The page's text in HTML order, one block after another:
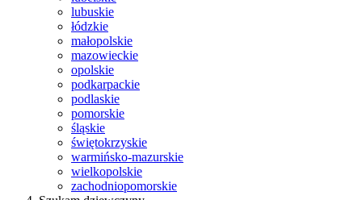
lubuskie
łódzkie
małopolskie
mazowieckie
opolskie
podkarpackie
podlaskie
pomorskie
śląskie
świętokrzyskie
warmińsko-mazurskie
wielkopolskie
zachodniopomorskie